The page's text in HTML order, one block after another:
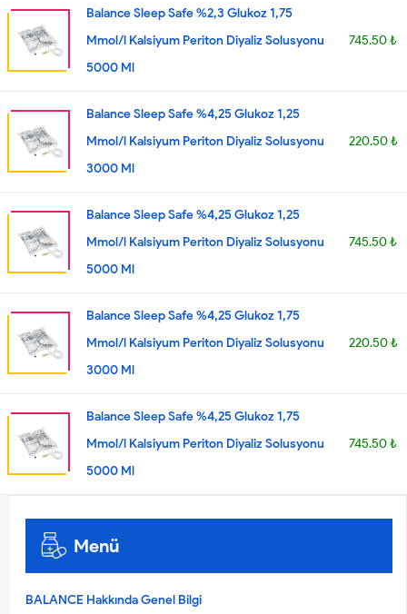
Balance Sleep Safe %2,3 Glukoz 1,75
Mmol/l Kalsiyum Periton Diyaliz Solusyonu
5000 Ml
745.50 ₺
Balance Sleep Safe %4,25 Glukoz 1,25
Mmol/l Kalsiyum Periton Diyaliz Solusyonu
3000 Ml
220.50 ₺
Balance Sleep Safe %4,25 Glukoz 1,25
Mmol/l Kalsiyum Periton Diyaliz Solusyonu
5000 Ml
745.50 ₺
Balance Sleep Safe %4,25 Glukoz 1,75
Mmol/l Kalsiyum Periton Diyaliz Solusyonu
3000 Ml
220.50 ₺
Balance Sleep Safe %4,25 Glukoz 1,75
Mmol/l Kalsiyum Periton Diyaliz Solusyonu
5000 Ml
745.50 ₺
Menü
BALANCE Hakkında Genel Bilgi